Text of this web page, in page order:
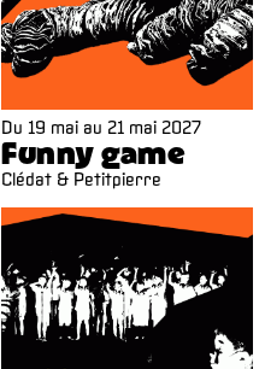
Du 19 mai au 21 mai 2027
Funny game
Clédat & Petitpierre